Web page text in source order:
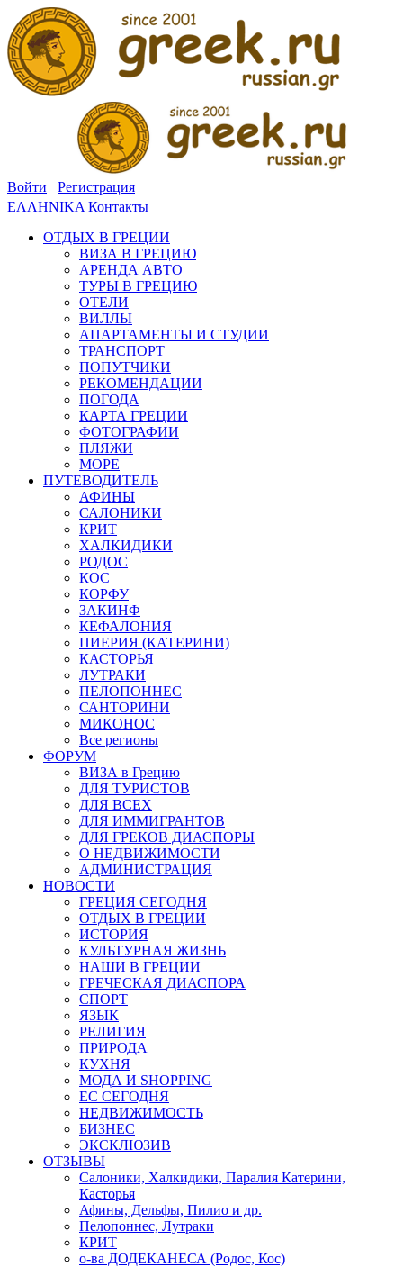
Войти
Регистрация
ΕΛΛΗΝΙΚΑ Контакты
ОТДЫХ В ГРЕЦИИ
ВИЗА В ГРЕЦИЮ
АРЕНДА АВТО
ТУРЫ В ГРЕЦИЮ
ОТЕЛИ
ВИЛЛЫ
АПАРТАМЕНТЫ И СТУДИИ
ТРАНСПОРТ
ПОПУТЧИКИ
РЕКОМЕНДАЦИИ
ПОГОДА
КАРТА ГРЕЦИИ
ФОТОГРАФИИ
ПЛЯЖИ
МОРЕ
ПУТЕВОДИТЕЛЬ
АФИНЫ
САЛОНИКИ
КРИТ
ХАЛКИДИКИ
РОДОС
КОС
КОРФУ
ЗАКИНФ
КЕФАЛОНИЯ
ПИЕРИЯ (КАТЕРИНИ)
КАСТОРЬЯ
ЛУТРАКИ
ПЕЛОПОННЕС
САНТОРИНИ
МИКОНОС
Все регионы
ФОРУМ
ВИЗА в Грецию
ДЛЯ ТУРИСТОВ
ДЛЯ ВСЕХ
ДЛЯ ИММИГРАНТОВ
ДЛЯ ГРЕКОВ ДИАСПОРЫ
О НЕДВИЖИМОСТИ
АДМИНИСТРАЦИЯ
НОВОСТИ
ГРЕЦИЯ СЕГОДНЯ
ОТДЫХ В ГРЕЦИИ
ИСТОРИЯ
КУЛЬТУРНАЯ ЖИЗНЬ
НАШИ В ГРЕЦИИ
ГРЕЧЕСКАЯ ДИАСПОРА
СПОРТ
ЯЗЫК
РЕЛИГИЯ
ПРИРОДА
КУХНЯ
МОДА И SHOPPING
ЕС СЕГОДНЯ
НЕДВИЖИМОСТЬ
БИЗНЕС
ЭКСКЛЮЗИВ
ОТЗЫВЫ
Салоники, Халкидики, Паралия Катерини,
Касторья
Афины, Дельфы, Пилио и др.
Пелопоннес, Лутраки
КРИТ
о-ва ДОДЕКАНЕСА (Родос, Кос)